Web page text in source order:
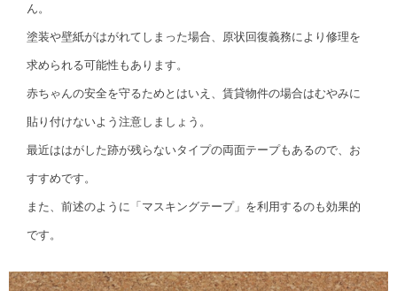
ん。
塗装や壁紙がはがれてしまった場合、原状回復義務により修理を
求められる可能性もあります。
赤ちゃんの安全を守るためとはいえ、賃貸物件の場合はむやみに
貼り付けないよう注意しましょう。
最近ははがした跡が残らないタイプの両面テープもあるので、お
すすめです。
また、前述のように「マスキングテープ」を利用するのも効果的
です。